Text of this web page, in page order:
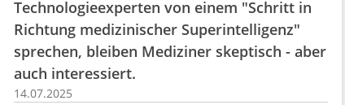
Technologieexperten von einem "Schritt in
Richtung medizinischer Superintelligenz"
sprechen, bleiben Mediziner skeptisch - aber
auch interessiert.
14.07.2025